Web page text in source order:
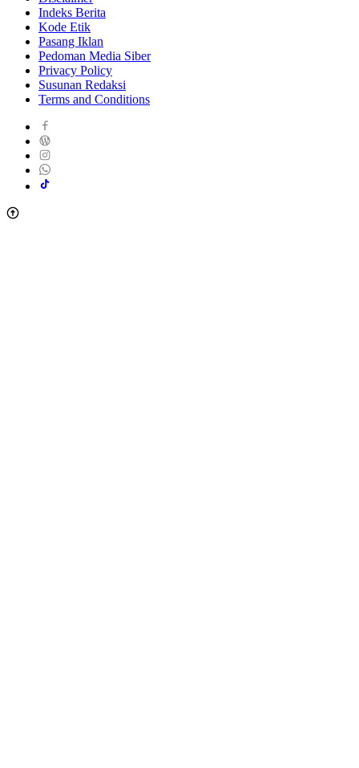
Indeks Berita
Kode Etik
Pasang Iklan
Pedoman Media Siber
Privacy Policy
Susunan Redaksi
Terms and Conditions